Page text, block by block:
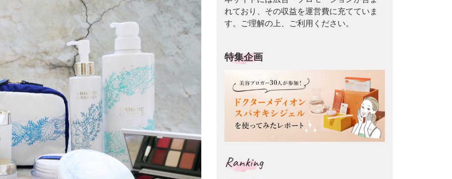
れており、その収益を運営費に充てていま
す。ご理解の上、ご利用ください。
特集企画
Ranking